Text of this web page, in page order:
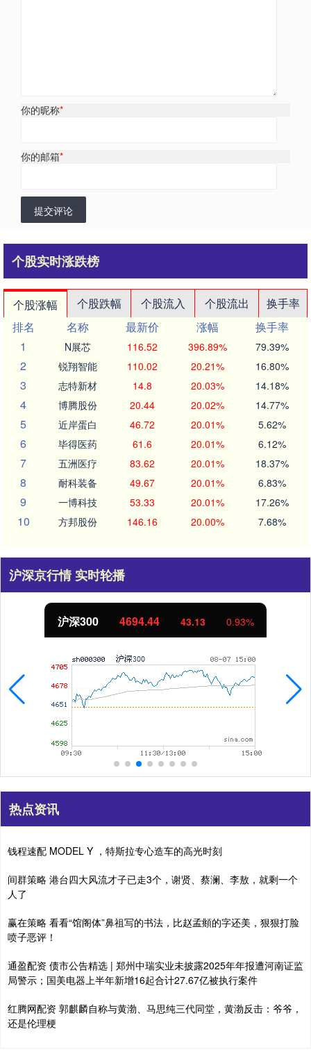
你的昵称*
你的邮箱*
提交评论
个股实时涨跌榜
个股涨幅 个股跌幅 个股流入 个股流出
换手率
排名
名称 最新价 涨幅
换手率
1
N展芯 116.52 396.89% 79.39%
2 锐翔智能 110.02 20.21% 16.80%
3 志特新材 14.8 20.03% 14.18%
4 博腾股份 20.44 20.02% 14.77%
5 近岸蛋白 46.72 20.01% 5.62%
6 毕得医药 61.6 20.01% 6.12%
7 五洲医疗 83.62 20.01% 18.37%
8 耐科装备 49.67 20.01% 6.83%
9 一博科技 53.33 20.01% 17.26%
10 方邦股份 146.16 20.00% 7.68%
沪深京行情 实时轮播
沪深300 4694.44 43.13 0.93%
热点资讯
钱程速配 MODEL Y ，特斯拉专心造车的高光时刻
间群策略 港台四大风流才子已走3个，谢贤、蔡澜、李敖，就剩一个
人了
赢在策略 看看“馆阁体”鼻祖写的书法，比赵孟頫的字还美，狠狠打脸
喷子恶评！
通盈配资 债市公告精选 | 郑州中瑞实业未披露2025年年报遭河南证监
局警示；国美电器上半年新增16起合计27.67亿被执行案件
红腾网配资 郭麒麟自称与黄渤、马思纯三代同堂，黄渤反击：爷爷，
还是伦理梗